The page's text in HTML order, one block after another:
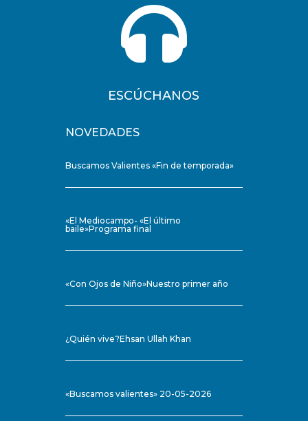

ESCÚCHANOS
NOVEDADES
Buscamos Valientes «Fin de temporada»
«El Mediocampo- «El último
baile»Programa final
«Con Ojos de Niño»Nuestro primer año
¿Quién vive?Ehsan Ullah Khan
«Buscamos valientes» 20-05-2026